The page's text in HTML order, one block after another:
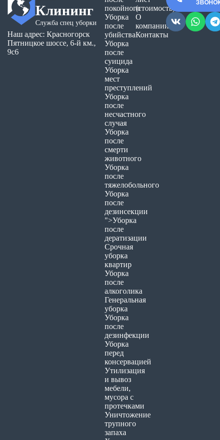
Клининг
Служба спец уборки
Наш адрес: Красногорск
Пятницкое шоссе, 6-й км.,
9с6
покойного
Уборка
после
убийства
Уборка
после
суицида
Уборка
мест
преступлений
Уборка
после
несчастного
случая
Уборка
после
смерти
животного
Уборка
после
тяжелобольного
Уборка
после
дезинсекции
">Уборка
после
дератизации
Срочная
уборка
квартир
Уборка
после
алкоголика
Генеральная
уборка
Уборка
после
дезинфекции
Уборка
перед
консервацией
Утилизация
и вывоз
мебели,
мусора с
протечками
Уничтожение
трупного
запаха
(стоимость)
О
компании
Контакты